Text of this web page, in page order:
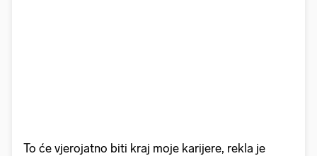
To će vjerojatno biti kraj moje karijere, rekla je